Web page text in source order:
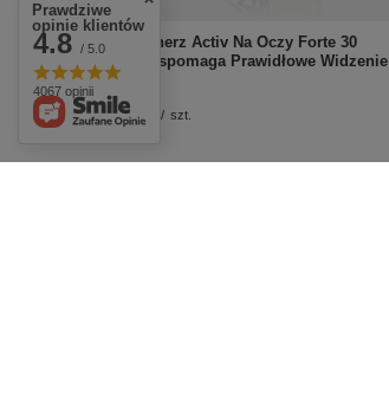
Doppelherz Activ Na Oczy Forte 30
Kaps.Wspomaga Prawidłowe Widzenie
Luteina
£14.39 / szt.
Prawdziwe
opinie klientów
4.8 / 5.0
4067 opinii